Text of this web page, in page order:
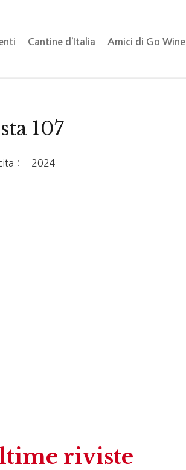
Cantine d’Italia Amici di Go Wine
107
: 2024
riviste